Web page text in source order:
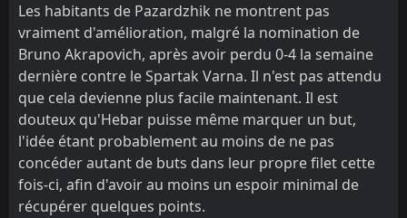
Les habitants de Pazardzhik ne montrent pas
vraiment d'amélioration, malgré la nomination de
Bruno Akrapovich, après avoir perdu 0-4 la semaine
dernière contre le Spartak Varna. Il n'est pas attendu
que cela devienne plus facile maintenant. Il est
douteux qu'Hebar puisse même marquer un but,
l'idée étant probablement au moins de ne pas
concéder autant de buts dans leur propre filet cette
fois-ci, afin d'avoir au moins un espoir minimal de
récupérer quelques points.